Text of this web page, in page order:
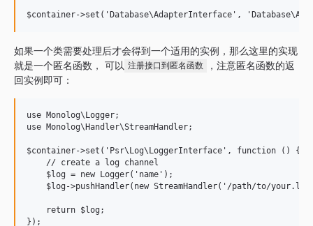
如果一个类需要处理后才会得到一个适用的实例，那么这里的实现
就是一个匿名函数， 可以 注册接口到匿名函数
，注意匿名函数的返
回实例即可：
use Monolog\Logger;
use Monolog\Handler\StreamHandler;
$container->set('Psr\Log\LoggerInterface', function () {
    // create a log channel
    $log = new Logger('name');
$log->pushHandler(new StreamHandler('/path/to/
    return $log;